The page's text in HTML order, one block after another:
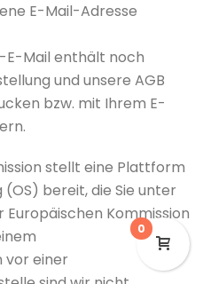
E-Mail-Adresse
E-Mail enthält noch
und unsere AGB
bzw. mit Ihrem E-
stellt eine Plattform
bereit, die Sie unter
Kommission
vor einer
0